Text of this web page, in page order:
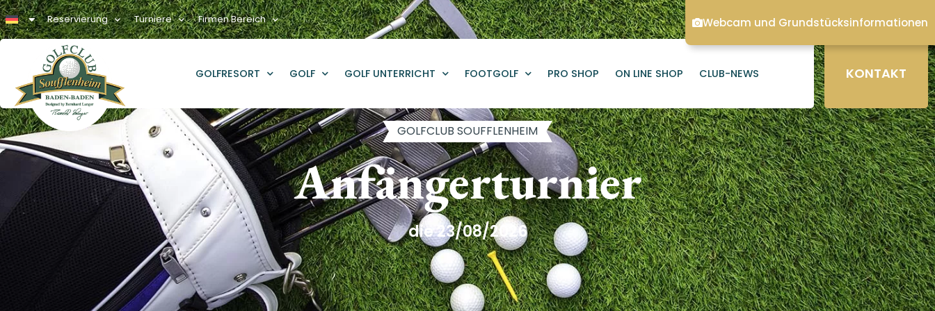
Reservierung Turniere Firmen Bereich
GOLFRESORT GOLF GOLF UNTERRICHT FOOTGOLF PRO SHOP ON LINE SHOP CLUB-NEWS KONTAKT
GOLFCLUB SOUFFLENHEIM
Anfängerturnier
die 23/08/2026
Webcam und Grundstücksinformationen